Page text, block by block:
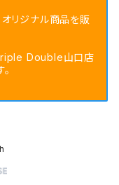
オリジナル商品を販
Double山口店